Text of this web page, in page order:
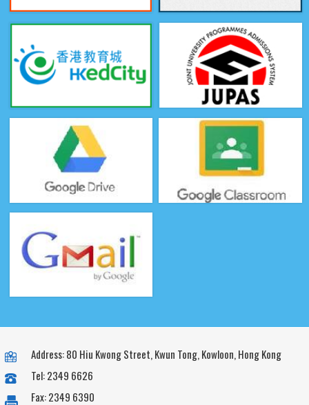
Address: 80 Hiu Kwong Street, Kwun Tong, Kowloon, Hong Kong
Tel: 2349 6626
Fax: 2349 6390